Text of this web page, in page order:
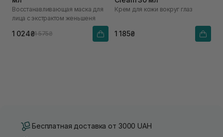
Восстанавливающая маска для
лица с экстрактом женьшеня
1 024₴1 575₴
Крем для кожи вокруг глаз
1 185₴
Бесплатная доставка от 3000 UAH